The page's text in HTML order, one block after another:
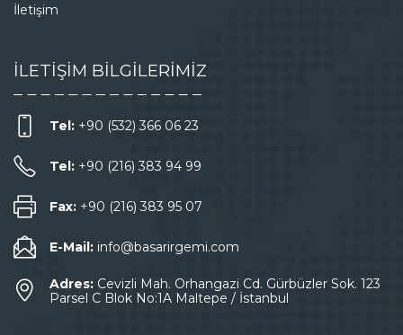
İletişim
İLETİŞİM BİLGİLERİMİZ
Tel: +90 (532) 366 06 23
Tel: +90 (216) 383 94 99
Fax: +90 (216) 383 95 07
E-Mail: info@basarirgemi.com
Adres: Cevizli Mah. Orhangazi Cd. Gürbüzler Sok. 123
Parsel C Blok No:1A Maltepe / İstanbul